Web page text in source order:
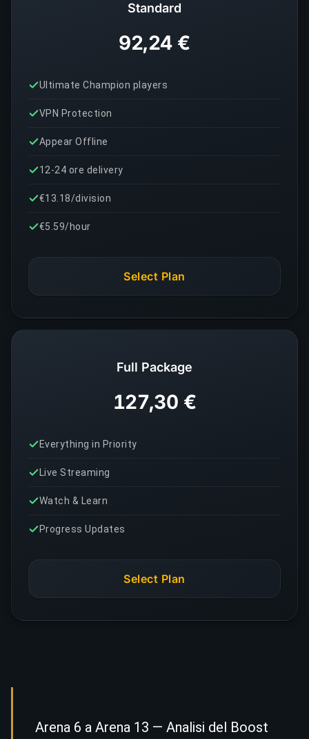
Standard
92,24 €
Ultimate Champion players
VPN Protection
Appear Offline
12-24 ore delivery
€13.18/division
€5.59/hour
Select Plan
Full Package
127,30 €
Everything in Priority
Live Streaming
Watch & Learn
Progress Updates
Select Plan
Arena 6 a Arena 13 — Analisi del Boost